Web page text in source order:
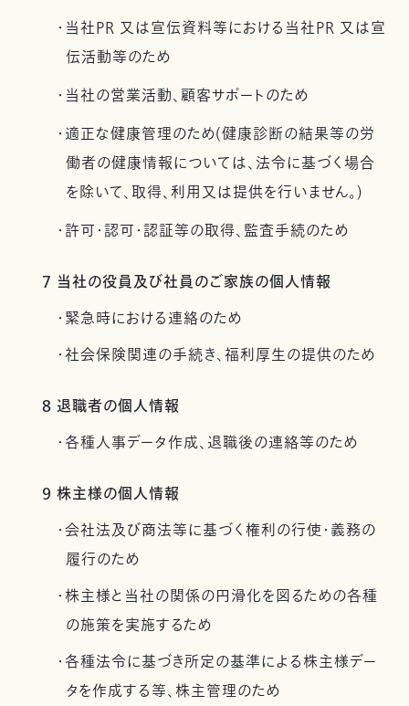
・当社PR 又は宣伝資料等における当社PR 又は宣
伝活動等のため
・当社の営業活動、顧客サポートのため
・適正な健康管理のため(健康診断の結果等の労
働者の健康情報については、法令に基づく場合
を除いて、取得、利用又は提供を行いません。)
・許可・認可・認証等の取得、監査手続のため
7 当社の役員及び社員のご家族の個人情報
・緊急時における連絡のため
・社会保険関連の手続き、福利厚生の提供のため
8 退職者の個人情報
・各種人事データ作成、退職後の連絡等のため
9 株主様の個人情報
・会社法及び商法等に基づく権利の行使・義務の
履行のため
・株主様と当社の関係の円滑化を図るための各種
の施策を実施するため
・各種法令に基づき所定の基準による株主様デー
タを作成する等、株主管理のため